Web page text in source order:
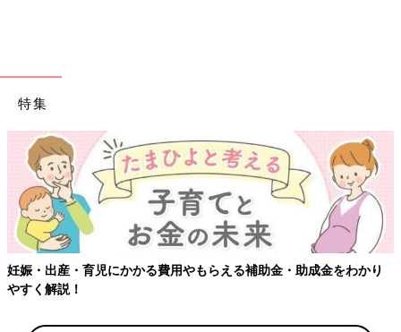
特集
り 【ワクチン接種できるものも】妊婦の感染症対策、知っておい